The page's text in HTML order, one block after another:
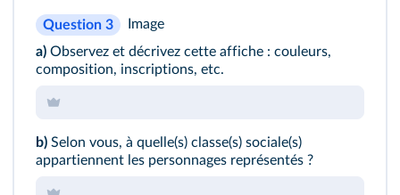
Question 3
Image
a) Observez et décrivez cette affiche : couleurs,
composition, inscriptions, etc.
b) Selon vous, à quelle(s) classe(s) sociale(s)
appartiennent les personnages représentés ?